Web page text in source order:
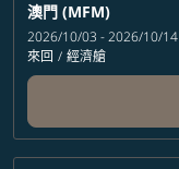
澳門 (MFM)
2026/10/03 - 2026/10/14
來回 / 經濟艙